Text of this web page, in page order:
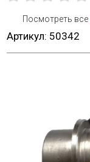
Посмотреть все
Артикул: 50342